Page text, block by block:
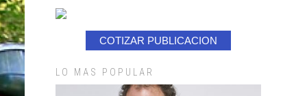
COTIZAR PUBLICACION
LO MAS POPULAR